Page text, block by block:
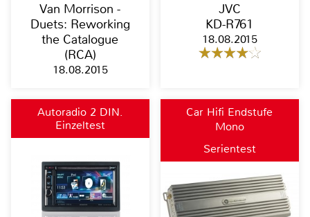
Van Morrison -
Duets: Reworking
the Catalogue
(RCA)
18.08.2015
JVC
KD-R761
18.08.2015
Autoradio 2 DIN,
Moniceiver, Naviceiver,
Bluetooth
Einzeltest
Car Hifi Endstufe
Mono
Serientest